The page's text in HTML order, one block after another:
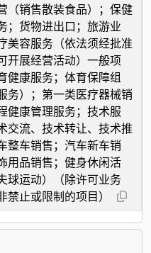
（销售散装食品）；保健
；货物进出口；旅游业
美容服务（依法须经批准
开展经营活动）一般项
健康服务；体育保障组
务）；第一类医疗器械销
健康管理服务；技术服
交流、技术转让、技术推
整车销售；汽车新车销
用品销售；健身休闲活
球运动）（除许可业务
止或限制的项目）